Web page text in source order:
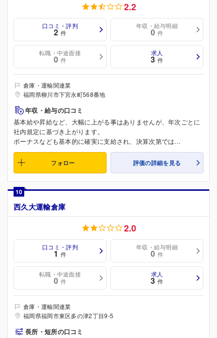
2.2
口コミ・評判
2 件
年収・給与明細
0 件
転職・中途面接
0 件
求人
3 件
倉庫・運輸関連業
福岡県柳川市下宮永町568番地
年収・給与の口コミ
基本給や昇給など、大幅に上がる事はありませんが、年次ごとに
社内規定に基づき上がります。
ボーナスなども基本的に確実に支給され、決算次第では...
フォロー 評価の詳細を見る
10
西久大運輸倉庫
2.0
口コミ・評判
1 件
年収・給与明細
0 件
転職・中途面接
0 件
求人
3 件
倉庫・運輸関連業
福岡県福岡市東区多の津2丁目9-5
長所・短所の口コミ